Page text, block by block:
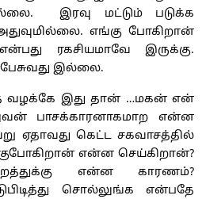
இரவு மட்டும் படுக்க
எங்கு போகிறான்
ரகசியமாவே இருக்கு.
இல்லை.
வழக்கே இது தான் …மகன் என்
பாசக்காரனாகமாற என்ன
ஏதாவது கெட்ட சகவாசத்தில்
என்ன செய்கிறான்?
என்ன காரணம்?
சொல்லுங்க என்பதே